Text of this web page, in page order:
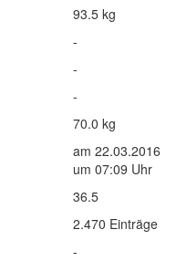
93.5 kg
-
-
-
70.0 kg
am 22.03.2016
um 07:09 Uhr
36.5
2.470 Einträge
-